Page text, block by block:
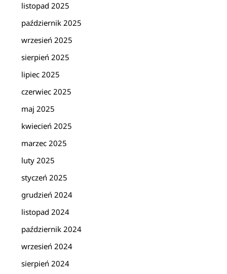
listopad 2025
październik 2025
wrzesień 2025
sierpień 2025
lipiec 2025
czerwiec 2025
maj 2025
kwiecień 2025
marzec 2025
luty 2025
styczeń 2025
grudzień 2024
listopad 2024
październik 2024
wrzesień 2024
sierpień 2024